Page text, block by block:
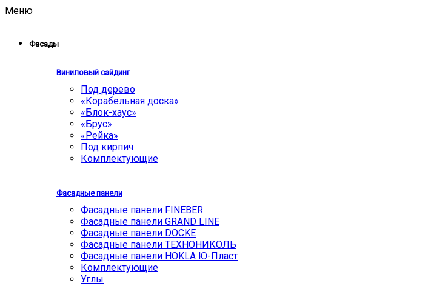
Меню
Фасады
Виниловый сайдинг
Под дерево
«Корабельная доска»
«Блок-хаус»
«Брус»
«Рейка»
Под кирпич
Комплектующие
Фасадные панели
Фасадные панели FINEBER
Фасадные панели GRAND LINE
Фасадные панели DOCKE
Фасадные панели ТЕХНОНИКОЛЬ
Фасадные панели HOKLA Ю-Пласт
Комплектующие
Углы